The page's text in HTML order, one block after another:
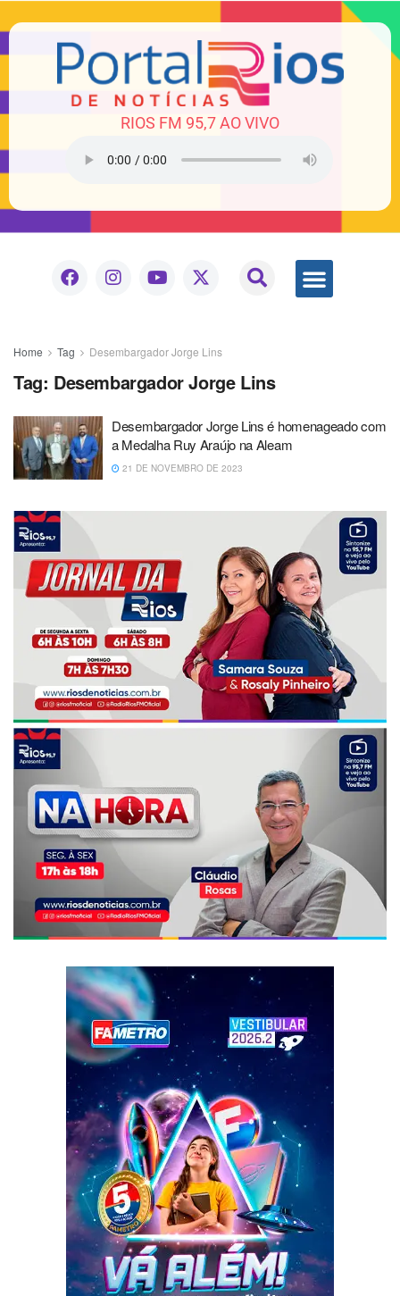
RIOS FM 95,7 AO VIVO
Home Tag Desembargador Jorge Lins
Tag: Desembargador Jorge Lins
Desembargador Jorge Lins é homenageado com
a Medalha Ruy Araújo na Aleam
21 DE NOVEMBRO DE 2023